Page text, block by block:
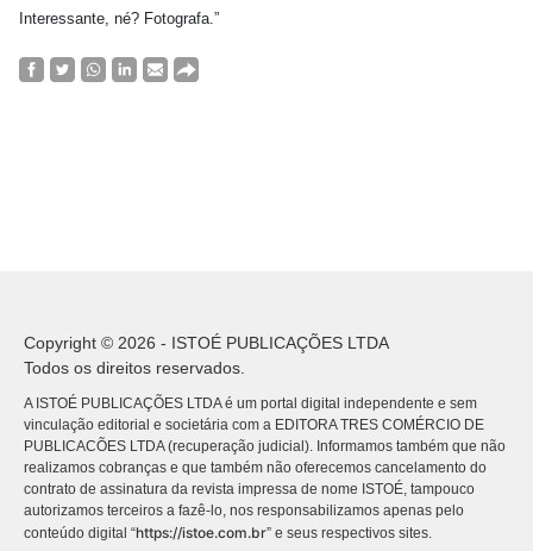
Interessante, né? Fotografa.”
Copyright © 2026 - ISTOÉ PUBLICAÇÕES LTDA
Todos os direitos reservados.
A ISTOÉ PUBLICAÇÕES LTDA é um portal digital independente e sem
vinculação editorial e societária com a EDITORA TRES COMÉRCIO DE
PUBLICACÕES LTDA (recuperação judicial). Informamos também que não
realizamos cobranças e que também não oferecemos cancelamento do
contrato de assinatura da revista impressa de nome ISTOÉ, tampouco
autorizamos terceiros a fazê-lo, nos responsabilizamos apenas pelo
conteúdo digital “https://istoe.com.br” e seus respectivos sites.